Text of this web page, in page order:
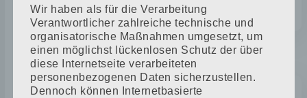
1961
Wir haben als für die Verarbeitung
Verantwortlicher zahlreiche technische und
organisatorische Maßnahmen umgesetzt, um
einen möglichst lückenlosen Schutz der über
diese Internetseite verarbeiteten
personenbezogenen Daten sicherzustellen.
Dennoch können Internetbasierte